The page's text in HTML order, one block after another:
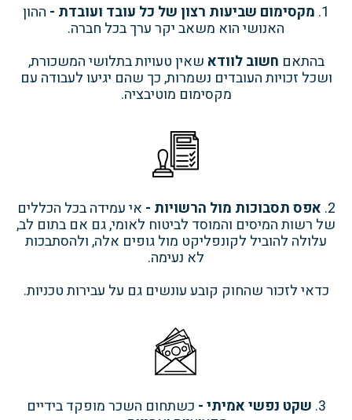
1. מקסימום שביעות רצון של כל עובד ועובדת - ההון
האנושי הוא משאב יקר ערך בכל חברה.
בהתאם חשוב לוודאשאין טעויות בתלושי המשכורת,
ושכל זכויות העובדים נשמרות, כך שהם יגיעו לעבודה עם
מקסימום מוטיבציה.
2. אפס תסבוכות מול הרשויות - אי עמידה בכל הכללים
של רשות המיסים והמוסד לביטוח לאומי, גם אם בתום לב,
עלולה להוביל לקונפליקט מול גופים אלה, ולהסתבכות
לא נעימה.
כדאי לזכור שהחוק קובע עונשים גם על עבירות טכניות.
3. שקט נפשי אמיתי - כשתחום השכר מופקד בידיים